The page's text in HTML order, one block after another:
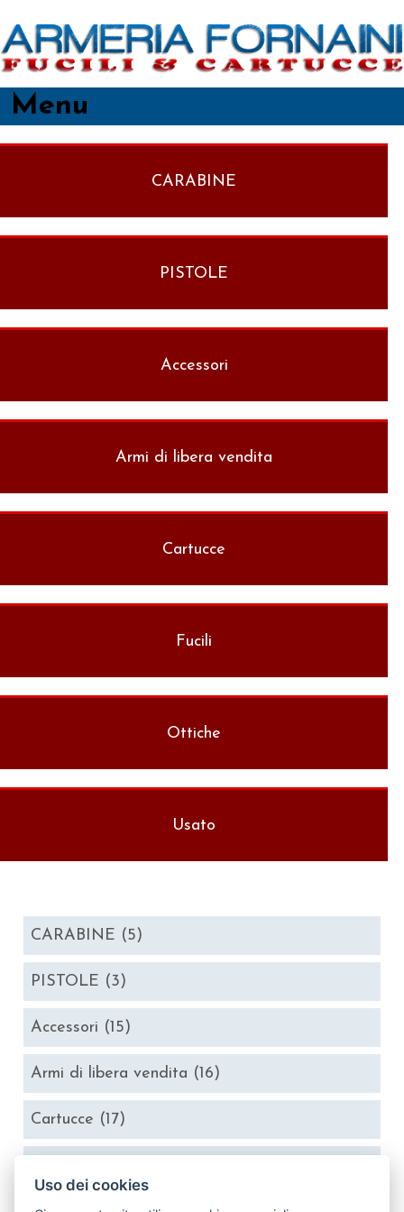
Menu
CARABINE
PISTOLE
Accessori
Armi di libera vendita
Cartucce
Fucili
Ottiche
Usato
CARABINE (5)
PISTOLE (3)
Accessori (15)
Armi di libera vendita (16)
Cartucce (17)
Uso dei cookies